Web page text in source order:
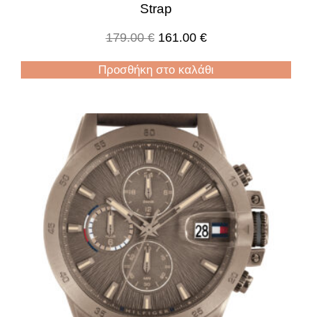
Strap
179.00€ 161.00 €
Προσθήκη στο καλάθι